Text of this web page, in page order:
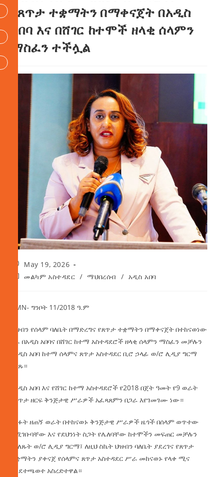
የጸጥታ ተቋማትን በማቀናጀት በአዲስ
አበባ እና በሸገር ከተሞች ዘላቂ ሰላምን
ማስፈን ተችሏል
May 19, 2026
መልካም አስተዳደር / ማህበረሰብ / አዲስ አበባ
AMN- ግንቦት 11/2018 ዓ.ም
ህዝብን የሰላም ባለቤት በማድረግና የጸጥታ ተቋማትን በማቀናጀት በተከናወነው
ስራ በአዲስ አበባና በሸገር ከተማ አስተዳደሮች ዘላቂ ሰላምን ማስፈን መቻሉን
የአዲስ አበባ ከተማ ሰላምና ጸጥታ አስተዳደር ቢሮ ኃላፊ ወ/ሮ ሊዲያ ግርማ
ገለጹ።
የአዲስ አበባ እና የሸገር ከተማ አስተዳደሮች የ2018 በጀት ዓመት የ9 ወራት
የጸጥታ ዘርፍ ቅንጅታዊ ሥራዎች አፈጻጸምን በጋራ እየገመገሙ ነው።
ባለፉት ዘጠኝ ወራት በተከናወኑ ቅንጅታዊ ሥራዎች ዜጎች በሰላም ወጥተው
የሚገቡባቸው እና የደህንነት ስጋት የሌለባቸው ከተሞችን መፍጠር መቻሉን
የገለጹት ወ/ሮ ሊዲያ ግርማ፤ ለዚህ ስኬት ህዝብን ባለቤት ያደረገና የጸጥታ
ተቋማትን ያቀናጀ የሰላምና ጸጥታ አስተዳደር ሥራ መከናወኑ የላቀ ሚና
እንደተጫወተ አስረድተዋል።